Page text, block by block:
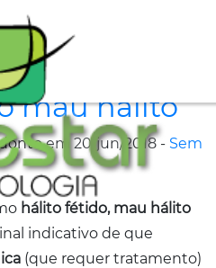
mau hálito
em 20/jun/2018 - Sem
hálito fétido, mau hálito
indicativo de que
(que requer tratamento)